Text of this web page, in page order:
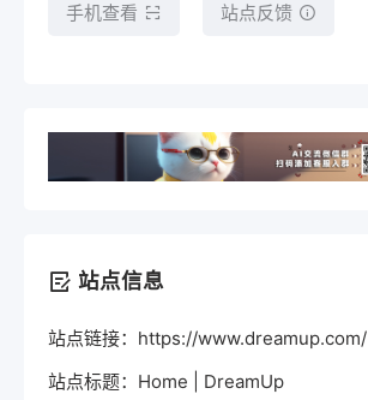
手机查看 站点反馈
站点信息
站点链接：https://www.dreamup.com/
站点标题：Home | DreamUp